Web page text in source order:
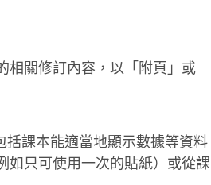
相關修訂內容，以「附頁」或
課本能適當地顯示數據等資料
如只可使用一次的貼紙）或從課